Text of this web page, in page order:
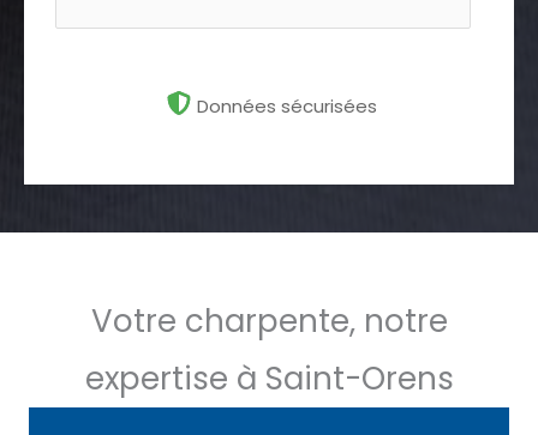
Données sécurisées
Votre charpente, notre
expertise à Saint-Orens